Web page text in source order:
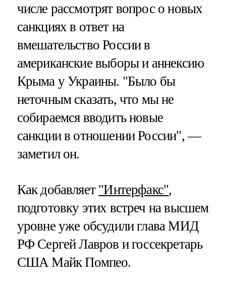
числе рассмотрят вопрос о новых
санкциях в ответ на
вмешательство России в
американские выборы и аннексию
Крыма у Украины. "Было бы
неточным сказать, что мы не
собираемся вводить новые
санкции в отношении России", —
заметил он.
Как добавляет "Интерфакс",
подготовку этих встреч на высшем
уровне уже обсудили глава МИД
РФ Сергей Лавров и госсекретарь
США Майк Помпео.